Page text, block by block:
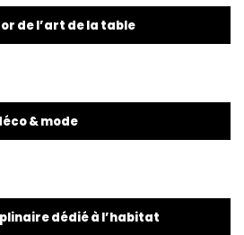
de l’art de la table
& mode
dédié à l’habitat